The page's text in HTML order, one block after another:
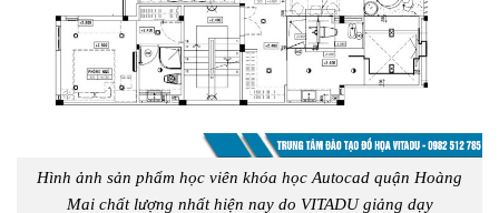
Hình ảnh sản phẩm học viên khóa học Autocad quận Hoàng
Mai chất lượng nhất hiện nay do VITADU giảng dạy